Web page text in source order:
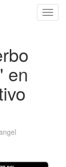
en